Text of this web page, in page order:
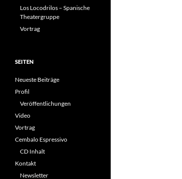
Los Locodrilos – Spanische
Theatergruppe
Vortrag
SEITEN
Neueste Beiträge
Profil
Veröffentlichungen
Video
Vortrag
Cembalo Espressivo
CD Inhalt
Kontakt
Newsletter